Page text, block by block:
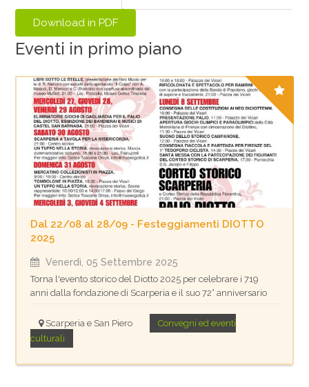
Eventi in primo piano
Dal 22/08 al 28/09 - Festeggiamenti DIOTTO
2025
Venerdì, 05 Settembre 2025
Torna l'evento storico del Diotto 2025 per celebrare i 719
anni dalla fondazione di Scarperia e il suo 72° anniversario
Scarperia e San Piero
Convegni ed eventi
culturali